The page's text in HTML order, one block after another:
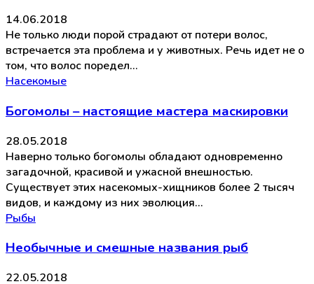
14.06.2018
Не только люди порой страдают от потери волос,
встречается эта проблема и у животных. Речь идет не о
том, что волос поредел…
Насекомые
Богомолы – настоящие мастера маскировки
28.05.2018
Наверно только богомолы обладают одновременно
загадочной, красивой и ужасной внешностью.
Существует этих насекомых-хищников более 2 тысяч
видов, и каждому из них эволюция…
Рыбы
Необычные и смешные названия рыб
22.05.2018